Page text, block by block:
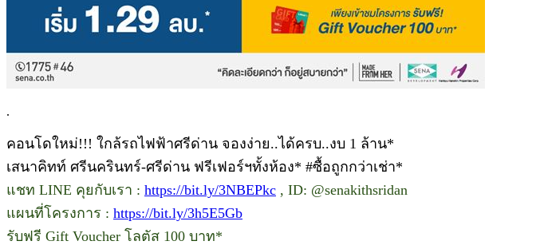
.
คอนโดใหม่!!! ใกล้รถไฟฟ้าศรีด่าน จองง่าย..ได้ครบ..งบ 1 ล้าน*
เสนาคิทท์ ศรีนครินทร์-ศรีด่าน ฟรีเฟอร์ฯทั้งห้อง* #ซื้อถูกกว่าเช่า*
แชท LINE คุยกับเรา : https://bit.ly/3NBEPkc , ID: @senakithsridan
แผนที่โครงการ : https://bit.ly/3h5E5Gb
รับฟรี Gift Voucher โลตัส 100 บาท*